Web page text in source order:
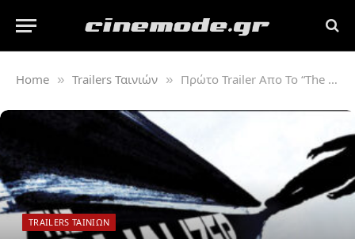
Home » Trailers Ταινιών » Πρώτο Trailer Απο Το “The Equalizer” του Antoine Fuqua
TRAILERS ΤΑΙΝΙΏΝ